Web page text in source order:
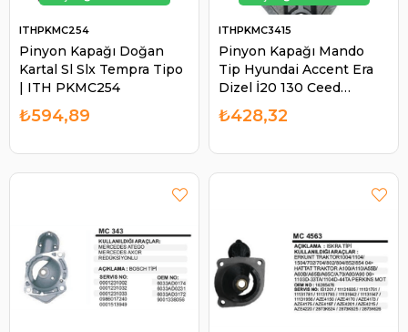
Pinyon Kapağı Doğan
Kartal Sl Slx Tempra Tipo
| ITH PKMC254
ITHPKMC254
₺594,89
Pinyon Kapağı Mando
Tip Hyundai Accent Era
Dizel İ20 130 Ceed
MC086 (Hyundai Accent
Era - İ30) | ITH PKMC3415
ITHPKMC3415
₺428,32